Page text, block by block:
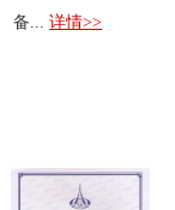
备...详情>>